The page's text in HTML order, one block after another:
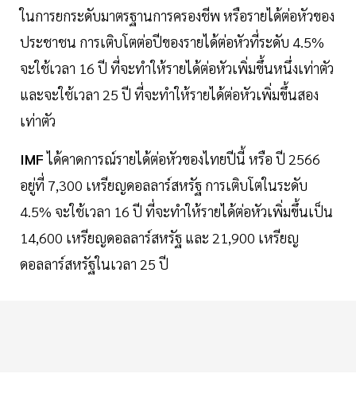
ในการยกระดับมาตรฐานการครองชีพ หรือรายได้ต่อหัวของ
ประชาชน การเติบโตต่อปีของรายได้ต่อหัวที่ระดับ 4.5%
จะใช้เวลา 16 ปี ที่จะทำให้รายได้ต่อหัวเพิ่มขึ้นหนึ่งเท่าตัว
และจะใช้เวลา 25 ปี ที่จะทำให้รายได้ต่อหัวเพิ่มขึ้นสอง
เท่าตัว
IMFได้คาดการณ์รายได้ต่อหัวของไทยปีนี้ หรือ ปี 2566
อยู่ที่ 7,300 เหรียญดอลลาร์สหรัฐ การเติบโตในระดับ
4.5% จะใช้เวลา 16 ปี ที่จะทำให้รายได้ต่อหัวเพิ่มขึ้นเป็น
14,600 เหรียญดอลลาร์สหรัฐ และ 21,900 เหรียญ
ดอลลาร์สหรัฐในเวลา 25 ปี